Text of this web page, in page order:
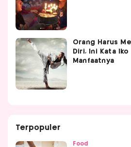
Orang Harus
Diri, Ini Kata Iko
Manfaatnya
Terpopuler
Food